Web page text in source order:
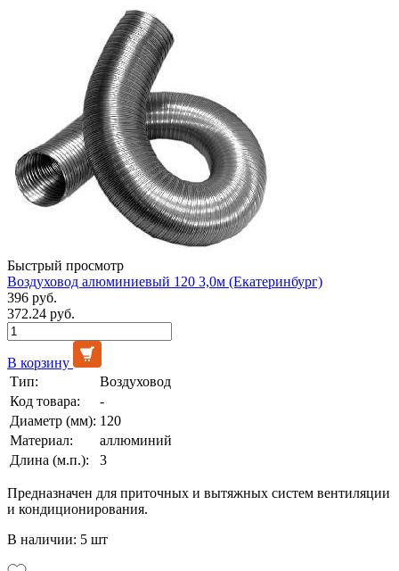
Быстрый просмотр
Воздуховод алюминиевый 120 3,0м (Екатеринбург)
396 руб.
372.24 руб.
В корзину
Тип:
Воздуховод
Код товара:
-
Диаметр (мм): 120
Материал:
аллюминий
Длина (м.п.):
3
Предназначен для приточных и вытяжных систем вентиляции
и кондиционирования.
В наличии: 5 шт